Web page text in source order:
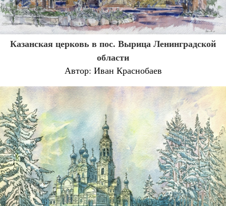
Казанская церковь в пос. Вырица Ленинградской
области
Автор: Иван Краснобаев